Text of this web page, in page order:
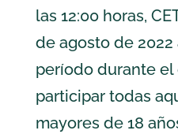
las 12:00 horas,
de agosto de 2022
período durante el
participar todas
mayores de 18